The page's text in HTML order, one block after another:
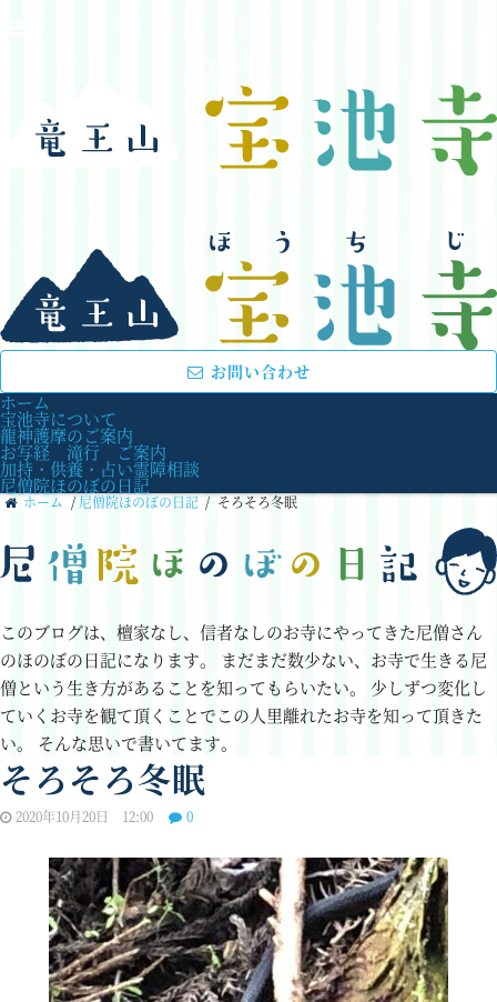
お問い合わせ
ホーム
宝池寺について
龍神護摩のご案内
お写経 滝行 ご案内
加持・供養・占い霊障相談
尼僧院ほのぼの日記
ホーム / 尼僧院ほのぼの日記 / そろそろ冬眠
このブログは、檀家なし、信者なしのお寺にやってきた尼僧さん
のほのぼの日記になります。 まだまだ数少ない、お寺で生きる尼
僧という生き方があることを知ってもらいたい。
少しずつ変化し
ていくお寺を観て頂くことでこの人里離れたお寺を知って頂きた
い。 そんな思いで書いてます。
そろそろ冬眠
2020年10月20日 12:00 0